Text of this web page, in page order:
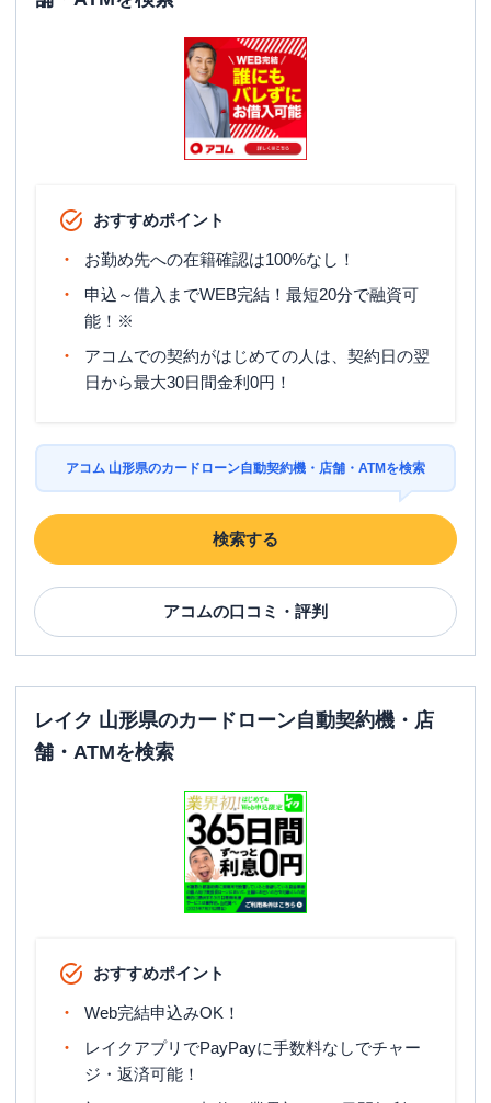
おすすめポイント
お勤め先への在籍確認は100%なし！
申込～借入までWEB完結！最短20分で融資可
能！※
アコムでの契約がはじめての人は、契約日の翌
日から最大30日間金利0円！
アコム 山形県のカードローン自動契約機・店舗・ATMを検索
検索する
アコムの口コミ・評判
レイク 山形県のカードローン自動契約機・店
舗・ATMを検索
おすすめポイント
Web完結申込みOK！
レイクアプリでPayPayに手数料なしでチャー
ジ・返済可能！